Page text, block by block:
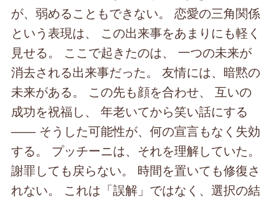
が、弱めることもできない。 恋愛の三角関係
という表現は、 この出来事をあまりにも軽く
見せる。 ここで起きたのは、 一つの未来が
消去される出来事だった。 友情には、暗黙の
未来がある。 この先も顔を合わせ、 互いの
成功を祝福し、 年老いてから笑い話にする
―― そうした可能性が、何の宣言もなく失効
する。 プッチーニは、それを理解していた。
謝罪しても戻らない。 時間を置いても修復さ
れない。 これは「誤解」ではなく、選択の結